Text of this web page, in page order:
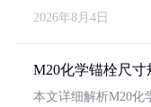
2026年8月4日
M20化学锚栓尺
本文详细解析M20化